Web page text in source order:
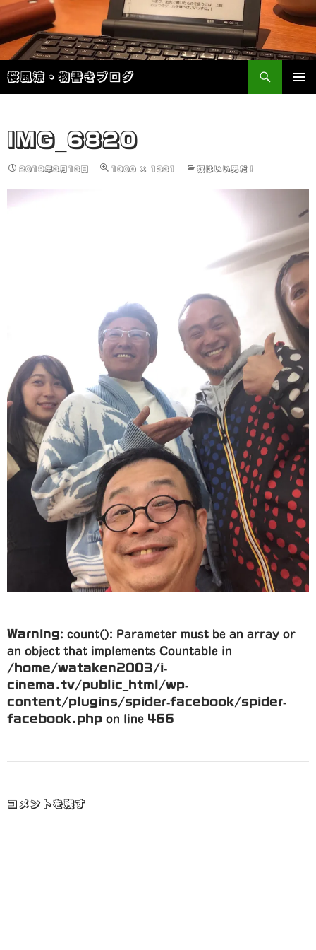
桜風涼・物書きブログ
検
索
ン
ツ
へ
キ
IMG_6820
2019年3月13日 1000 × 1331 奴はいい男だ！
Warning: count(): Parameter must be an array or
an object that implements Countable in
/home/wataken2003/i-
cinema.tv/public_html/wp-
content/plugins/spider-facebook/spider-
facebook.php on line 466
コメントを残す